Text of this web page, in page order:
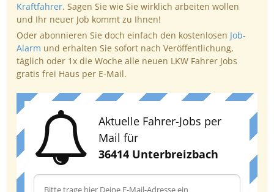
Kraftfahrer. Sagen Sie wie Sie wirklich arbeiten wollen
und Ihr neuer Job kommt zu Ihnen!
Oder abonnieren Sie doch einfach den kostenlosen Job-
Alarm und erhalten Sie sofort nach Veröffentlichung,
täglich oder 1x die Woche alle neuen LKW Fahrer Jobs
gratis frei Haus per E-Mail.
Aktuelle Fahrer-Jobs per
Mail für
36414 Unterbreizbach